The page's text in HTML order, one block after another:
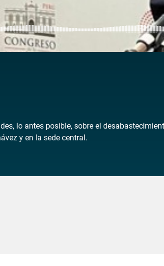
lo antes posible, sobre el
y en la sede central.